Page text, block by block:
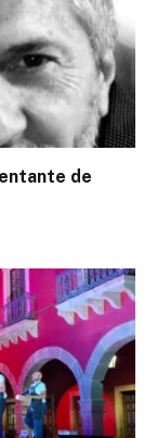
de